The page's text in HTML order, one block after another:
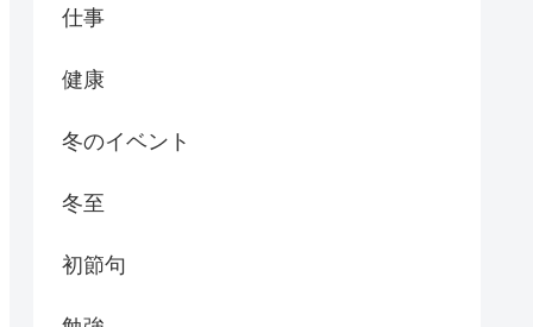
仕事
健康
冬のイベント
冬至
初節句